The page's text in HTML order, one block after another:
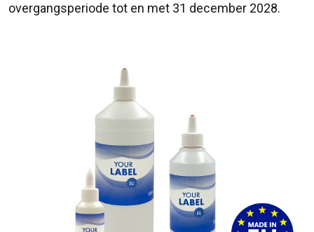
overgangsperiode tot en met 31 december 2028.